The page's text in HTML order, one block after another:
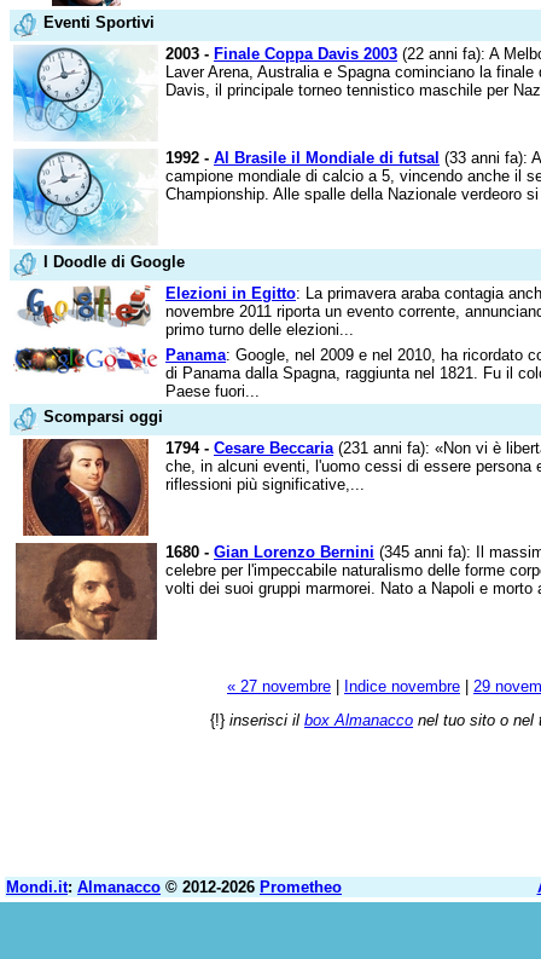
Eventi Sportivi
2003 - Finale Coppa Davis 2003 (22 anni fa): A
Laver Arena, Australia e Spagna cominciano la finale
Davis, il principale torneo tennistico maschile per
1992 - Al Brasile il Mondiale di futsal (33 anni fa):
campione mondiale di calcio a 5, vincendo anche il
Championship. Alle spalle della Nazionale verdeoro
I Doodle di Google
Elezioni in Egitto: La primavera araba contagia
novembre 2011 riporta un evento corrente,
primo turno delle elezioni...
Panama: Google, nel 2009 e nel 2010, ha ricordato
di Panama dalla Spagna, raggiunta nel 1821. Fu il
Paese fuori...
Scomparsi oggi
1794 - Cesare Beccaria(231 anni fa): «Non vi è
che, in alcuni eventi, l'uomo cessi di essere persona
riflessioni più significative,...
1680 - Gian Lorenzo Bernini (345 anni fa): Il
celebre per l'impeccabile naturalismo delle forme
volti dei suoi gruppi marmorei. Nato a Napoli e morto
« 27 novembre Indice novembre
29
{!} inserisci il box Almanacco nel tuo sito o nel
Mondi.it: Almanacco © 2012-2026 Prometheo